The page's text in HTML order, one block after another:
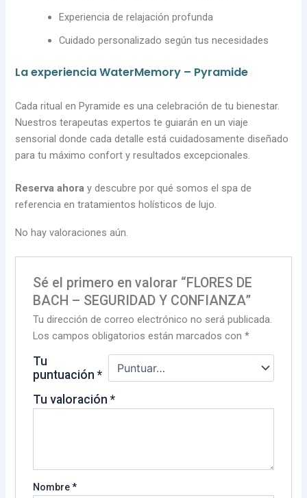
Experiencia de relajación profunda
Cuidado personalizado según tus necesidades
La experiencia WaterMemory – Pyramide
Cada ritual en Pyramide es una celebración de tu bienestar.
Nuestros terapeutas expertos te guiarán en un viaje
sensorial donde cada detalle está cuidadosamente diseñado
para tu máximo confort y resultados excepcionales.
Reserva ahora y descubre por qué somos el spa de
referencia en tratamientos holísticos de lujo.
No hay valoraciones aún.
Sé el primero en valorar “FLORES DE
BACH – SEGURIDAD Y CONFIANZA”
Tu dirección de correo electrónico no será publicada.
Los campos obligatorios están marcados con *
Tu
puntuación *
Tu valoración *
Nombre*